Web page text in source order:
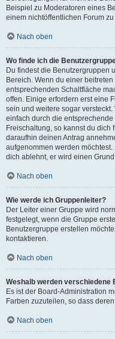
Beispiel zu Moderatoren eines
einem nichtöffentlichen Forum
Nach oben
Wo finde ich die
Du findest die Benutzergruppen
Bereich. Wenn du einer
entsprechenden Schaltfläche
offen. Einige erfordern erst eine
sein und weitere sogar
einfach durch die
Freischaltung, so kannst du
daraufhin deinen Antrag
aufgenommen werden
dich ablehnt, er wird einen
Nach oben
Wie werde ich Gruppenleiter?
Der Leiter einer Gruppe wird
festgelegt, wenn die Gruppe
Benutzergruppe erstellen
kontaktieren.
Nach oben
Weshalb werden
Es ist der Board-Administration
Farben zuzuteilen, so dass
Nach oben